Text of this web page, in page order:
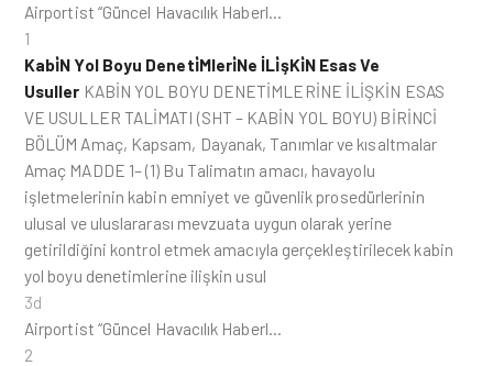
Airportist “Güncel Havacılık Haberl…
1
Kabi̇N Yol Boyu Deneti̇Mleri̇Ne İLi̇şKi̇N Esas Ve
Usuller KABİN YOL BOYU DENETİMLERİNE İLİŞKİN ESAS
VE USULLER TALİMATI (SHT – KABİN YOL BOYU) BİRİNCİ
BÖLÜM Amaç, Kapsam, Dayanak, Tanımlar ve kısaltmalar
Amaç MADDE 1– (1) Bu Talimatın amacı, havayolu
işletmelerinin kabin emniyet ve güvenlik prosedürlerinin
ulusal ve uluslararası mevzuata uygun olarak yerine
getirildiğini kontrol etmek amacıyla gerçekleştirilecek kabin
yol boyu denetimlerine ilişkin usul
3d
Airportist “Güncel Havacılık Haberl…
2